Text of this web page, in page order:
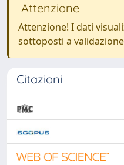
Attenzione
Attenzione! I dati
sottoposti a
Citazioni